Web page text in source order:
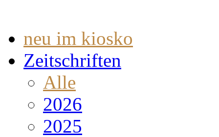
neu im kiosko
Zeitschriften
Alle
2026
2025